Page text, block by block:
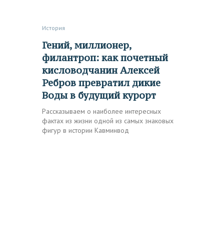
История
Гений, миллионер,
филантроп: как почетный
кисловодчанин Алексей
Ребров превратил дикие
Воды в будущий курорт
Рассказываем о наиболее интересных
фактах из жизни одной из самых знаковых
фигур в истории Кавминвод